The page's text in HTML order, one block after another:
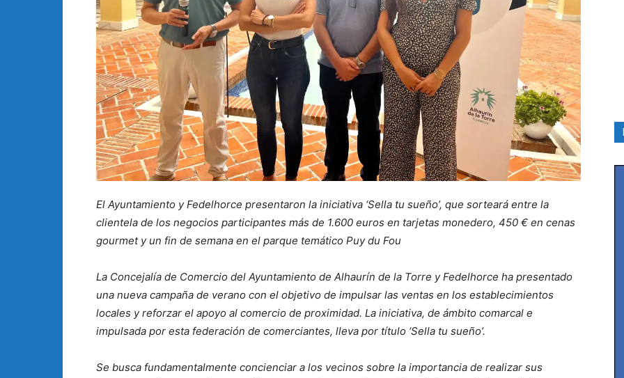
El Ayuntamiento y Fedelhorce presentaron la iniciativa ‘Sella tu sueño’, que sorteará entre la
clientela de los negocios participantes más de 1.600 euros en tarjetas monedero, 450 € en cenas
gourmet y un fin de semana en el parque temático Puy du Fou
La Concejalía de Comercio del Ayuntamiento de Alhaurín de la Torre y Fedelhorce ha presentado
una nueva campaña de verano con el objetivo de impulsar las ventas en los establecimientos
locales y reforzar el apoyo al comercio de proximidad. La iniciativa, de ámbito comarcal e
impulsada por esta federación de comerciantes, lleva por título ‘Sella tu sueño’.
Se busca fundamentalmente concienciar a los vecinos sobre la importancia de realizar sus